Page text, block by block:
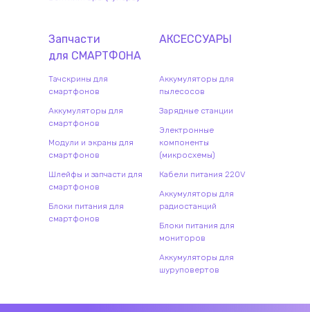
Запчасти
для СМАРТФОНА
Тачскрины для
смартфонов
Аккумуляторы для
смартфонов
Модули и экраны для
смартфонов
Шлейфы и запчасти для
смартфонов
Блоки питания для
смартфонов
АКСЕССУАРЫ
Аккумуляторы для
пылесосов
Зарядные станции
Электронные
компоненты
(микросхемы)
Кабели питания 220V
Аккумуляторы для
радиостанций
Блоки питания для
мониторов
Аккумуляторы для
шуруповертов